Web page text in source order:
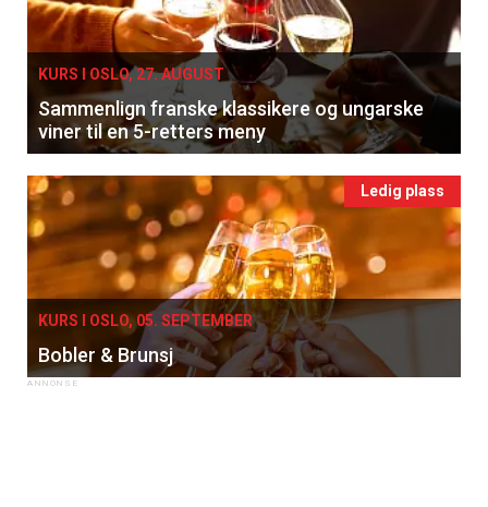
KURS I OSLO, 27. AUGUST
Sammenlign franske klassikere og ungarske
viner til en 5-retters meny
Ledig plass
KURS I OSLO, 05. SEPTEMBER
Bobler & Brunsj